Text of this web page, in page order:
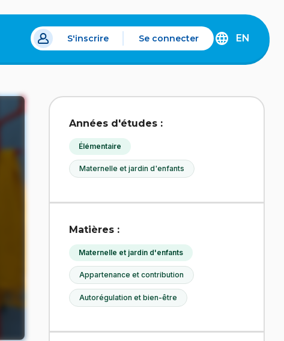
un nouvel onglet.
S'inscrire Se connecter
DISCOVER
EN
Années d'études :
Élémentaire
Maternelle et jardin d'enfants
Matières :
Maternelle et jardin d'enfants
Appartenance et contribution
Autorégulation et bien-être